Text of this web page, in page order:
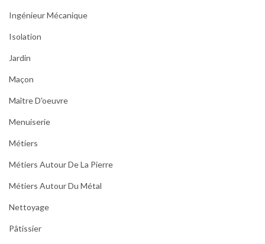
Ingénieur Mécanique
Isolation
Jardin
Maçon
Maître D'oeuvre
Menuiserie
Métiers
Métiers Autour De La Pierre
Métiers Autour Du Métal
Nettoyage
Pâtissier